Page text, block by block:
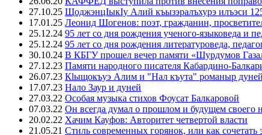
27.10.25 ЩоджэнцIыкIу Алий къызэралъхурэ илъэси
17.01.25 Леонид Шогенов: поэт, гражданин,
25.12.24 95 лет со дня рождения ученого-языковеда и
25.12.24 95 лет со дня рождения литературоведа,
30.10.24 В КБГУ прошел вечер памяти «Шурдумов
27.12.23 Памяти народного писателя Кабардино-
26.07.23 Кlыщокъуэ Алим и "Нал къута" романыр
17.07.23 Нало Заур и дуней
27.03.22 Особая музыка стихов Фоусат Балкаровой
07.03.22 Он всегда думал о прошлом и будущем своего
20.02.22 Хачим Кауфов: Авторитет четвертой власти
21.05.21 Стиль современных горянок, или как сочетать